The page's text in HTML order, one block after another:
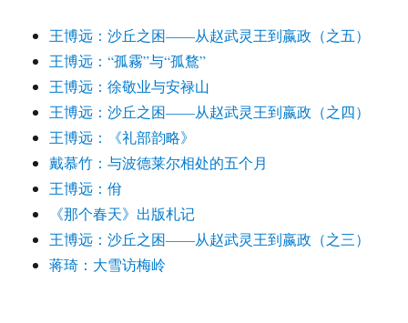
王博远：沙丘之困——从赵武灵王到嬴政（之五）
王博远：“孤霧”与“孤鶩”
王博远：徐敬业与安禄山
王博远：沙丘之困——从赵武灵王到嬴政（之四）
王博远：《礼部韵略》
戴慕竹：与波德莱尔相处的五个月
王博远：佾
《那个春天》出版札记
王博远：沙丘之困——从赵武灵王到嬴政（之三）
蒋琦：大雪访梅岭